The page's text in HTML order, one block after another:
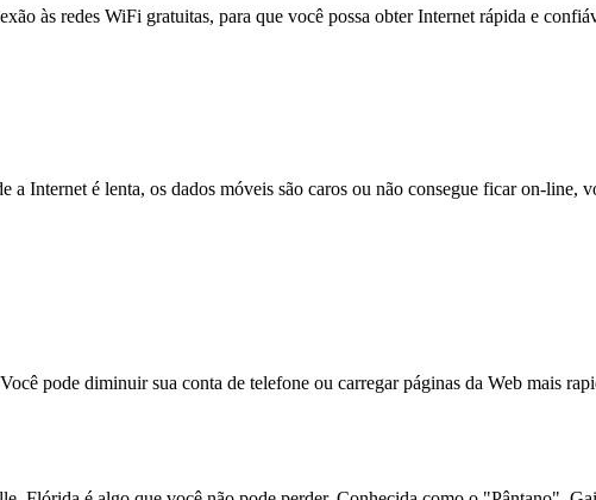
às redes WiFi gratuitas, para que você possa obter Internet rápida e
Internet é lenta, os dados móveis são caros ou não consegue ficar on-line,
pode diminuir sua conta de telefone ou carregar páginas da Web mais